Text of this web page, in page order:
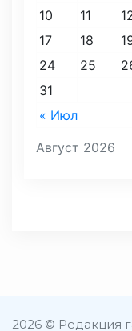
Август 2026
« Июл
10
11
17
18
24
25
31
2026 © Редакция